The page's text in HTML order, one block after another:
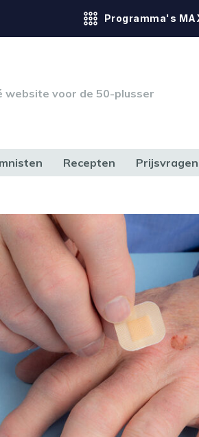
Programma's
website voor de 50-plusser
Recepten Prijsvragen